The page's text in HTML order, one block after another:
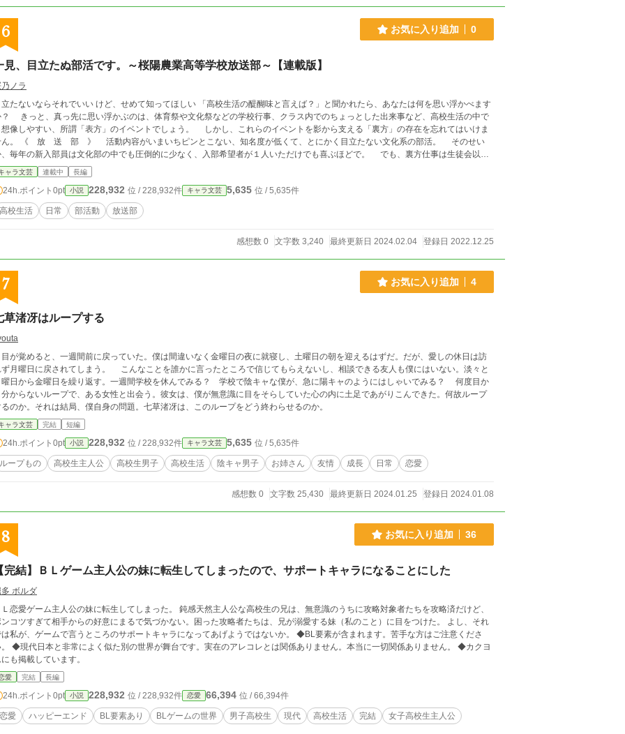
6 お気に入り追加 0
見、目立たぬ部活です。～桜陽農業高等学校放送部～【連載版】
ノラ
ないならそれでいい けど、せめて知ってほしい 「高校生活の醍醐味と言えば？」と聞かれたら、あなたは何を思い浮かべます
？ きっと、真っ先に思い浮かぶのは、体育祭や文化祭などの学校行事、クラス内でのちょっとした出来事など、高校生活の中で
想像しやすい、所謂「表方」のイベントでしょう。 しかし、これらのイベントを影から支える「裏方」の存在を忘れてはいけま
とこない、知名度が低くて、とにかく目立たない文化系の部活。 そのせい
、毎年の新入部員は文化部の中でも圧倒的に少なく、入部希望者が１人いただけでも喜ぶほどで。 でも、裏方仕事は生徒会以上
始まる物語は、一風変わった仲間達による、忙しくて大変だけど、なんだかんだで楽しいと思える、そんな
に入部した私の……私たちなりの３年間にわたる部活動の記録です。 ── お 知 ら せ ── なし ── 次 回 更 新 ──
２９日 午前１０時
ャラ文芸 連載中 長編
24h.ポイント 0pt 小説 228,932 位 / 228,932件 キャラ文芸 5,635 位 / 5,635件
高校生活 日常 部活動 放送部
感想数 0 文字数 3,240 最終更新日 2024.02.04 登録日 2022.12.25
7 お気に入り追加 4
草渚冴はループする
が覚めると、一週間前に戻っていた。僕は間違いなく金曜日の夜に就寝し、土曜日の朝を迎えるはずだ。だが、愛しの休日は訪
に戻されてしまう。 こんなことを誰かに言ったところで信じてもらえないし、相談できる友人も僕にはいない。淡々と
日から金曜日を繰り返す。一週間学校を休んでみる？ 学校で陰キャな僕が、急に陽キャのようにはしゃいでみる？ 何度目か
からないループで、ある女性と出会う。彼女は、僕が無意識に目をそらしていた心の内に土足であがりこんできた。何故ループ
ャラ文芸 完結 短編
24h.ポイント 0pt 小説 228,932 位 / 228,932件 キャラ文芸 5,635 位 / 5,635件
ループもの 高校生主人公 高校生男子 高校生活 陰キャ男子 お姉さん 友情 成長 日常 恋愛
感想数 0 文字数 25,430 最終更新日 2024.01.25 登録日 2024.01.08
8 お気に入り追加 36
完結】ＢＬゲーム主人公の妹に転生してしまったので、サポートキャラになることにした
ボルダ
恋愛ゲーム主人公の妹に転生してしまった。 鈍感天然主人公な高校生の兄は、無意識のうちに攻略対象者たちを攻略済だけど、
コツすぎて相手からの好意にまるで気づかない。困った攻略者たちは、兄が溺愛する妹（私のこと）に目をつけた。 よし、それ
私が、ゲームで言うところのサポートキャラになってあげようではないか。 ◆BL要素が含まれます。苦手な方はご注意くださ
。 ◆現代日本と非常によく似た別の世界が舞台です。実在のアレコレとは関係ありません。本当に一切関係ありません。 ◆カクヨ
も掲載しています。
愛 完結 長編
24h.ポイント 0pt 小説 228,932 位 / 228,932件 恋愛 66,394 位 / 66,394件
恋愛 ハッピーエンド BL要素あり BLゲームの世界 男子高校生 現代 高校生活 完結 女子高校生主人公